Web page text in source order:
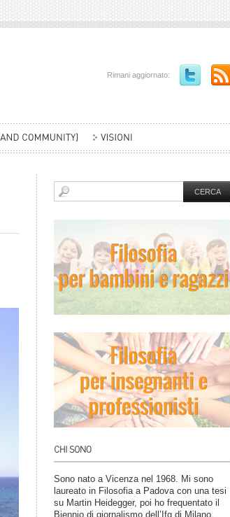
Rimani aggiornato:
Sono nato a Vicenza nel 1968. Mi sono
laureato in Filosofia a Padova con una tesi
su Martin Heidegger, poi ho frequentato il
Biennio di giornalismo dell’Ifg di Milano.